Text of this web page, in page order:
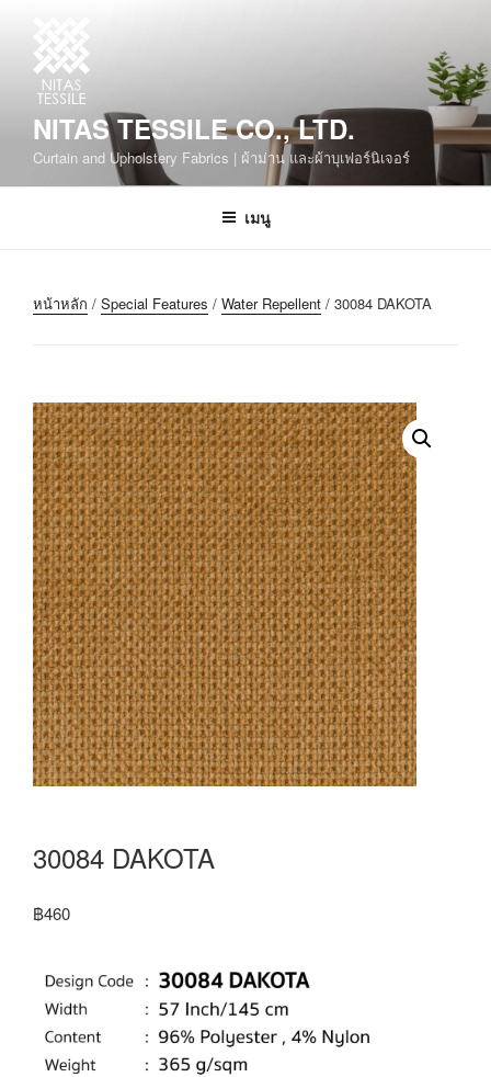
NITAS TESSILE CO., LTD.
Curtain and Upholstery Fabrics | ผ้าม่าน และผ้าบุเฟอร์นิเจอร์
เมนู
หน้าหลัก / Special Features / Water Repellent / 30084 DAKOTA
30084 DAKOTA
฿460